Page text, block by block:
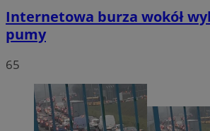
Internetowa burza wokół
pumy
65